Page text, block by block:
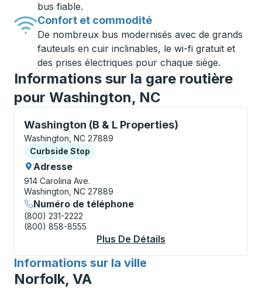
bus fiable.
Confort et commodité
De nombreux bus modernisés avec de grands
fauteuils en cuir inclinables, le wi-fi gratuit et
des prises électriques pour chaque siège.
Informations sur la gare routière
pour Washington, NC
Washington (B & L Properties)
Curbside Stop, utilisez les touches fléchées ou la
Washington, NC 27889
Curbside Stop
Curbside Stop
Adresse
914 Carolina Ave.
Washington, NC 27889
Numéro de téléphone
(800) 231-2222
(800) 858-8555
Plus De Détails
Informations sur la ville
pour
Norfolk, VA